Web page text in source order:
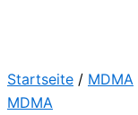
Startseite / MDMA
MDMA